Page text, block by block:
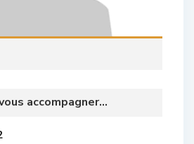
accompagner...